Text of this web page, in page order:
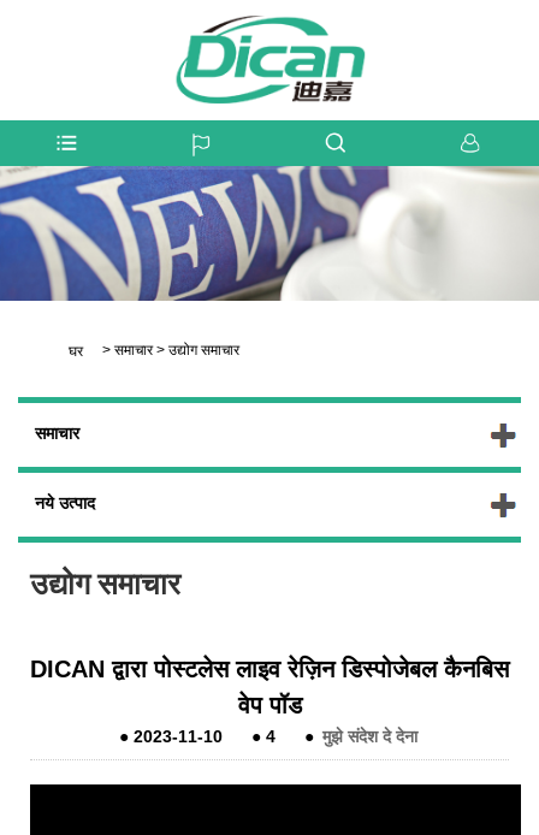
घर > समाचार > उद्योग समाचार
समाचार
नये उत्पाद
उद्योग समाचार
DICAN द्वारा पोस्टलेस लाइव रेज़िन डिस्पोजेबल कैनबिस
वेप पॉड
● 2023-11-10 ● 4 ● मुझे संदेश दे देना